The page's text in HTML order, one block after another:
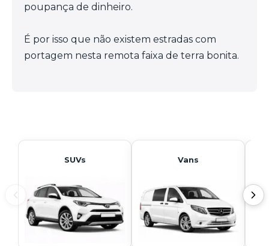
poupança de dinheiro.
É por isso que não existem estradas com
portagem nesta remota faixa de terra bonita.
SUVs Vans